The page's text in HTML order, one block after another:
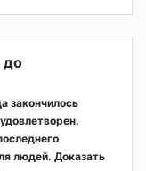
до
закончилось
людей. Доказать